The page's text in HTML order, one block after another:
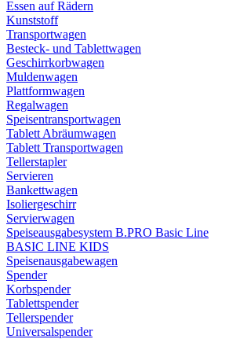
Essen auf Rädern
Kunststoff
Transportwagen
Besteck- und Tablettwagen
Geschirrkorbwagen
Muldenwagen
Plattformwagen
Regalwagen
Speisentransportwagen
Tablett Abräumwagen
Tablett Transportwagen
Tellerstapler
Servieren
Bankettwagen
Isoliergeschirr
Servierwagen
Speiseausgabesystem B.PRO Basic Line
BASIC LINE KIDS
Speisenausgabewagen
Spender
Korbspender
Tablettspender
Tellerspender
Universalspender